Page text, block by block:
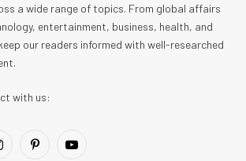
a wide range of topics. From global affairs
entertainment, business, health, and
our readers informed with well-researched
with us:
PinterestYouTube